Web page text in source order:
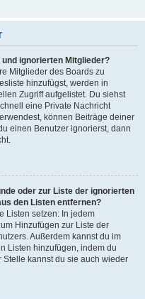
ignorierten Mitglieder?
Mitglieder des Boards zu
hinzufügst, werden in
Zugriff aufgelistet. Du siehst
eine Private Nachricht
können Beiträge deiner
einen Benutzer ignorierst, dann
oder zur Liste der ignorierten
den Listen entfernen?
Listen setzen: In jedem
Hinzufügen zur Liste der
Außerdem kannst du im
Listen hinzufügen, indem du
kannst du sie auch wieder